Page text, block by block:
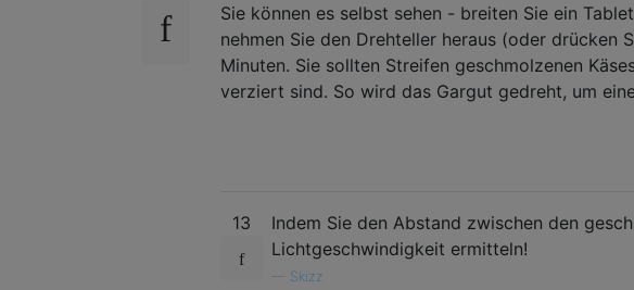
Sie können es selbst sehen - breiten Sie ein
nehmen Sie den Drehteller heraus (oder drücken
Minuten. Sie sollten Streifen geschmolzenen
verziert sind. So wird das Gargut gedreht, um
13
Indem Sie den Abstand zwischen den
Lichtgeschwindigkeit ermitteln!
Skizz